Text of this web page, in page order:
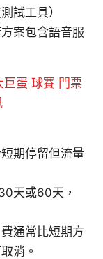
試工具）
案包含語音服
巨蛋 球賽 門票
期停留但流量
天或60天，
通常比短期方
消。